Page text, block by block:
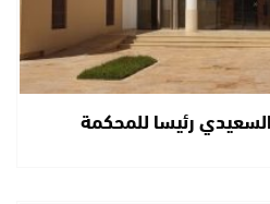
رئيسا للمحكمة